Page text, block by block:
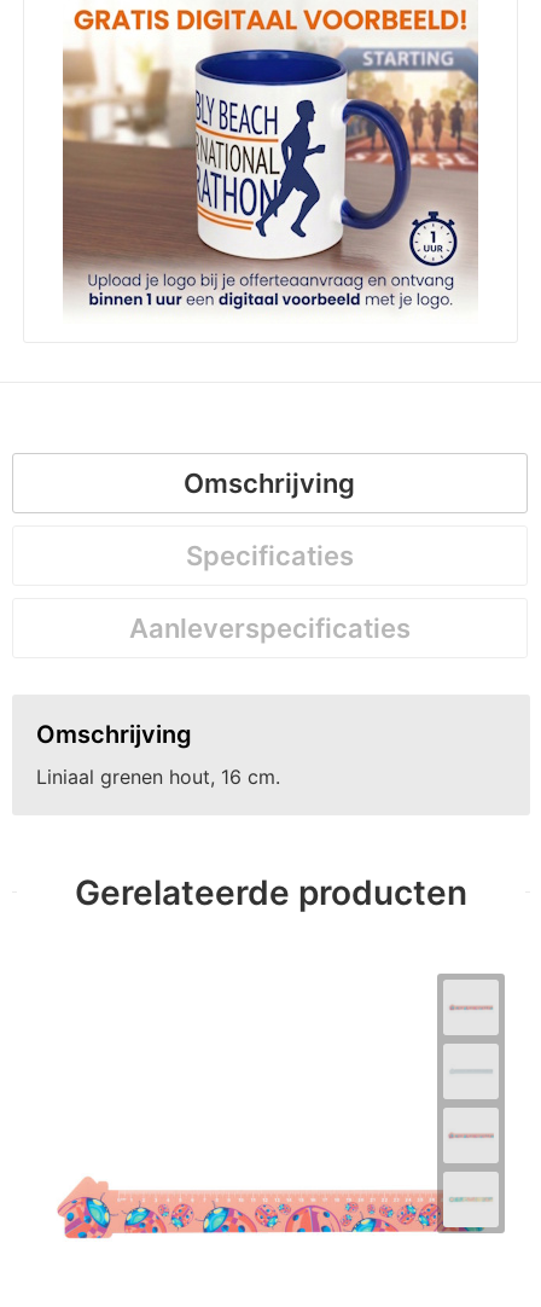
Omschrijving
Specificaties
Aanleverspecificaties
Omschrijving
Liniaal grenen hout, 16 cm.
Gerelateerde producten